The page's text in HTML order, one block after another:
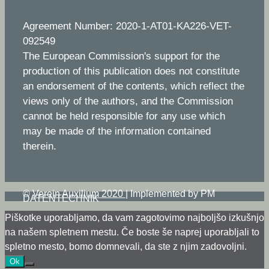
Agreement Number: 2020-1-AT01-KA226-VET-
092549
The European Commission's support for the
production of this publication does not constitute
an endorsement of the contents, which reflect the
views only of the authors, and the Commission
cannot be held responsible for any use which
may be made of the information contained
therein.
©Verein Auxilium 2020|Implemented by PM
DATENTECHNIK
Piškotke uporabljamo, da vam zagotovimo najboljšo izkušnjo
na našem spletnem mestu. Če boste še naprej uporabljali to
spletno mesto, bomo domnevali, da ste z njim zadovoljni.
Ok